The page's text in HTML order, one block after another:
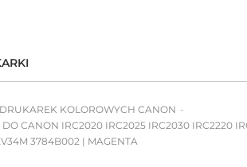
KOLOROWYCH CANON
CANON IRC2020 IRC2025 IRC2030 IRC2220
3784B002 | MAGENTA